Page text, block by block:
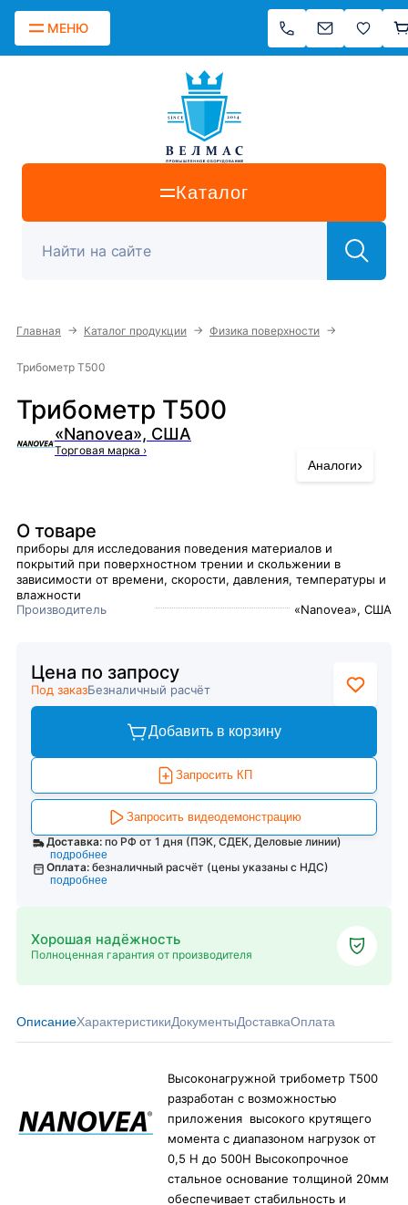
МЕНЮ
Каталог
Главная → Каталог продукции → Физика поверхности →
Трибометр Т500
Трибометр Т500
«Nanovea», США
Торговая марка ›
Аналоги›
О товаре
приборы для исследования поведения материалов и
покрытий при поверхностном трении и скольжении в
зависимости от времени, скорости, давления, температуры и
влажности
Производитель
«Nanovea», США
Цена по запросу
Под заказБезналичный расчёт
Добавить в корзину
Запросить КП
Запросить видеодемонстрацию
Доставка: по РФ от 1 дня (ПЭК, СДЕК, Деловые линии)
подробнее
Оплата: безналичный расчёт (цены указаны с НДС)
подробнее
Хорошая надёжность
Полноценная гарантия от производителя
ОписаниеХарактеристикиДокументыДоставкаОплата
Высоконагружной трибометр Т500
разработан с возможностью
приложения высокого крутящего
момента с диапазоном нагрузок от
0,5 Н до 500Н Высокопрочное
стальное основание толщиной 20мм
обеспечивает стабильность и